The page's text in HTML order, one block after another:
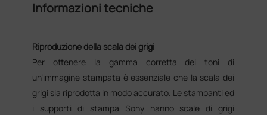
Informazioni tecniche
Riproduzione della scala dei grigi
Per ottenere la gamma corretta dei toni di
un’immagine stampata è essenziale che la scala dei
grigi sia riprodotta in modo accurato. Le stampanti ed
i supporti di stampa Sony hanno scale di grigi